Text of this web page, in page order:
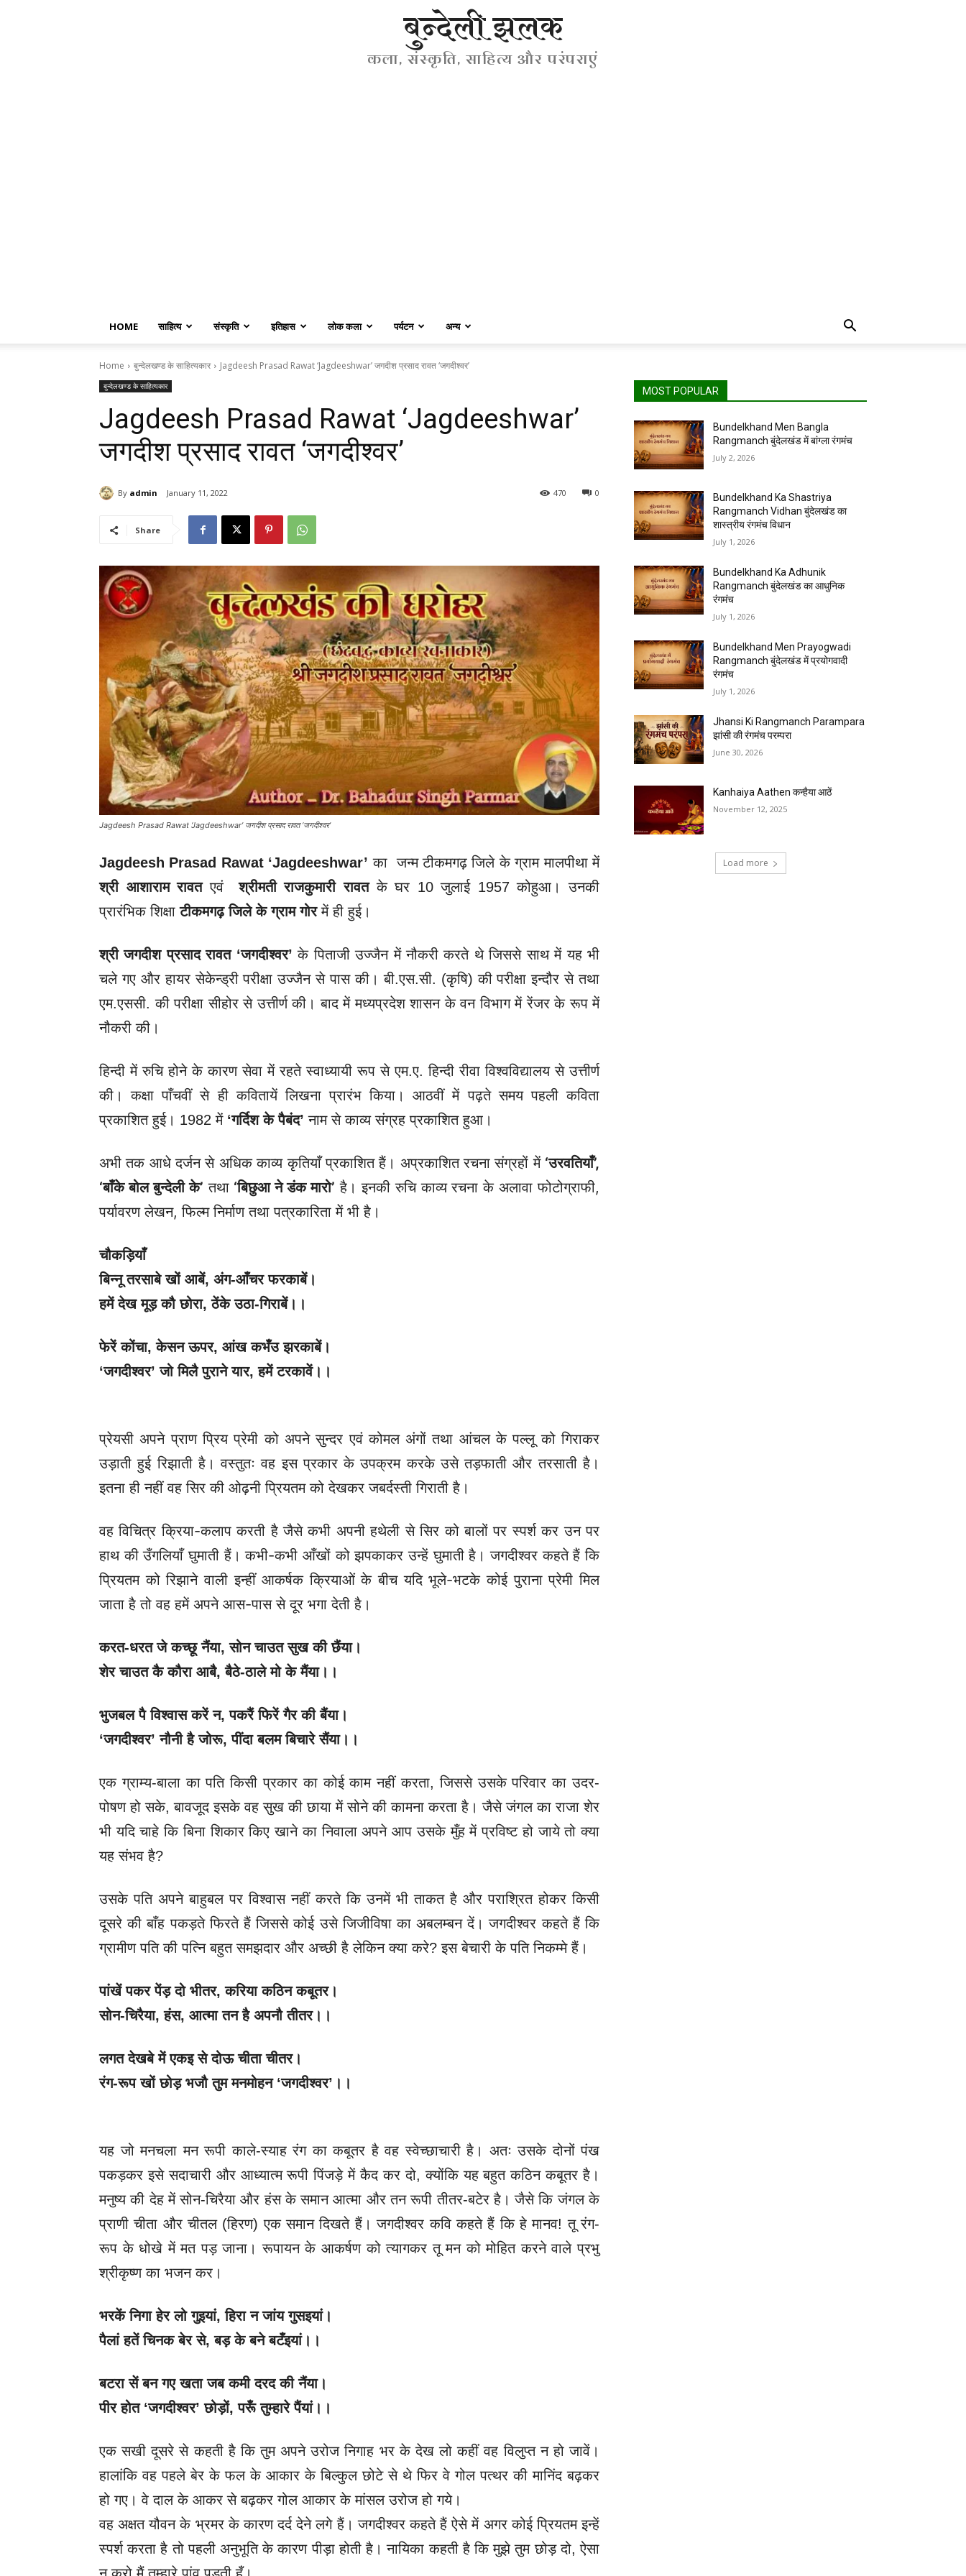
बुन्देली झलक
कला, संस्कृति, साहित्य और परंपराएं
HOME साहित्य संस्कृति इतिहास लोक कला पर्यटन अन्य
Home बुन्देलखण्ड के साहित्यकार Jagdeesh Prasad Rawat ‘Jagdeeshwar’ जगदीश प्रसाद रावत ‘जगदीश्वर’
बुन्देलखण्ड के साहित्यकार
Jagdeesh Prasad Rawat ‘Jagdeeshwar’
जगदीश प्रसाद रावत ‘जगदीश्वर’
By admin January 11, 2022 0
470
Share
Jagdeesh Prasad Rawat ‘Jagdeeshwar’ जगदीश प्रसाद रावत ‘जगदीश्वर’
Jagdeesh Prasad Rawat ‘Jagdeeshwar’ का जन्म टीकमगढ़ जिले के ग्राम मालपीथा में
श्री आशाराम रावतएवंश्रीमती राजकुमारी रावतके घर 10 जुलाई 1957 कोहुआ। उनकी
प्रारंभिक शिक्षाटीकमगढ़ जिले के ग्राम गोरमें ही हुई।
श्री जगदीश प्रसाद रावत ‘जगदीश्वर’ के पिताजी उज्जैन में नौकरी करते थे जिससे साथ में यह भी
चले गए और हायर सेकेन्ड्री परीक्षा उज्जैन से पास की। बी.एस.सी. (कृषि) की परीक्षा इन्दौर से तथा
एम.एससी. की परीक्षा सीहोर से उत्तीर्ण की। बाद में मध्यप्रदेश शासन के वन विभाग में रेंजर के रूप में
नौकरी की।
हिन्दी में रुचि होने के कारण सेवा में रहते स्वाध्यायी रूप से एम.ए. हिन्दी रीवा विश्वविद्यालय से उत्तीर्ण
की। कक्षा पाँचवीं से ही कवितायें लिखना प्रारंभ किया। आठवीं में पढ़ते समय पहली कविता
प्रकाशित हुई। 1982 में ‘गर्दिश के पैबंद’नाम से काव्य संग्रह प्रकाशित हुआ।
अभी तक आधे दर्जन से अधिक काव्य कृतियाँ प्रकाशित हैं। अप्रकाशित रचना संग्रहों में ‘उरवतियाँ’,
‘बाँके बोल बुन्देली के’ तथा ‘बिछुआ ने डंक मारो’ है। इनकी रुचि काव्य रचना के अलावा फोटोग्राफी,
पर्यावरण लेखन, फिल्म निर्माण तथा पत्रकारिता में भी है।
चौकड़ियाँ
बिन्नू तरसाबे खों आबें, अंग-आँचर फरकाबें।
हमें देख मूड़ कौ छोरा, ठेंके उठा-गिराबें।।
फेरें कोंचा, केसन ऊपर, आंख कभँउ झरकाबें।
‘जगदीश्वर’ जो मिलै पुराने यार, हमें टरकावें।।
प्रेयसी अपने प्राण प्रिय प्रेमी को अपने सुन्दर एवं कोमल अंगों तथा आंचल के पल्लू को गिराकर
उड़ाती हुई रिझाती है। वस्तुतः वह इस प्रकार के उपक्रम करके उसे तड़फाती और तरसाती है।
इतना ही नहीं वह सिर की ओढ़नी प्रियतम को देखकर जबर्दस्ती गिराती है।
वह विचित्र क्रिया-कलाप करती है जैसे कभी अपनी हथेली से सिर को बालों पर स्पर्श कर उन पर
हाथ की उँगलियाँ घुमाती हैं। कभी-कभी आँखों को झपकाकर उन्हें घुमाती है। जगदीश्वर कहते हैं कि
प्रियतम को रिझाने वाली इन्हीं आकर्षक क्रियाओं के बीच यदि भूले-भटके कोई पुराना प्रेमी मिल
जाता है तो वह हमें अपने आस-पास से दूर भगा देती है।
करत-धरत जे कच्छू नैंया, सोन चाउत सुख की छैंया।
शेर चाउत कै कौरा आबै, बैठे-ठाले मो के मैंया।।
भुजबल पै विश्वास करें न, पकरैं फिरें गैर की बैंया।
‘जगदीश्वर’ नौनी है जोरू, पींदा बलम बिचारे सैंया।।
एक ग्राम्य-बाला का पति किसी प्रकार का कोई काम नहीं करता, जिससे उसके परिवार का उदर-
पोषण हो सके, बावजूद इसके वह सुख की छाया में सोने की कामना करता है। जैसे जंगल का राजा शेर
भी यदि चाहे कि बिना शिकार किए खाने का निवाला अपने आप उसके मुँह में प्रविष्ट हो जाये तो क्या
यह संभव है?
उसके पति अपने बाहुबल पर विश्वास नहीं करते कि उनमें भी ताकत है और पराश्रित होकर किसी
दूसरे की बाँह पकड़ते फिरते हैं जिससे कोई उसे जिजीविषा का अबलम्बन दें। जगदीश्वर कहते हैं कि
ग्रामीण पति की पत्नि बहुत समझदार और अच्छी है लेकिन क्या करे? इस बेचारी के पति निकम्मे हैं।
पांखें पकर पेंड़ दो भीतर, करिया कठिन कबूतर।
सोन-चिरैया, हंस, आत्मा तन है अपनौ तीतर।।
लगत देखबे में एकइ से दोऊ चीता चीतर।
रंग-रूप खों छोड़ भजौ तुम मनमोहन ‘जगदीश्वर’।।
यह जो मनचला मन रूपी काले-स्याह रंग का कबूतर है वह स्वेच्छाचारी है। अतः उसके दोनों पंख
पकड़कर इसे सदाचारी और आध्यात्म रूपी पिंजड़े में कैद कर दो, क्योंकि यह बहुत कठिन कबूतर है।
मनुष्य की देह में सोन-चिरैया और हंस के समान आत्मा और तन रूपी तीतर-बटेर है। जैसे कि जंगल के
प्राणी चीता और चीतल (हिरण) एक समान दिखते हैं। जगदीश्वर कवि कहते हैं कि हे मानव! तू रंग-
रूप के धोखे में मत पड़ जाना। रूपायन के आकर्षण को त्यागकर तू मन को मोहित करने वाले प्रभु
श्रीकृष्ण का भजन कर।
भरकें निगा हेर लो गुइयां, हिरा न जांय गुसइयां।
पैलां हतें चिनक बेर से, बड़ के बने बटँइयां।।
बटरा सें बन गए खता जब कमी दरद की नैंया।
पीर होत ‘जगदीश्वर’ छोड़ों, परूँ तुम्हारे पैंयां।।
एक सखी दूसरे से कहती है कि तुम अपने उरोज निगाह भर के देख लो कहीं वह विलुप्त न हो जावें।
हालांकि वह पहले बेर के फल के आकार के बिल्कुल छोटे से थे फिर वे गोल पत्थर की मानिंद बढ़कर
हो गए। वे दाल के आकर से बढ़कर गोल आकार के मांसल उरोज हो गये।
वह अक्षत यौवन के भ्रमर के कारण दर्द देने लगे हैं।जगदीश्वर कहते हैं ऐसे में अगर कोई प्रियतम इन्हें
स्पर्श करता है तो पहली अनुभूति के कारण पीड़ा होती है। नायिका कहती है कि मुझे तुम छोड़ दो, ऐसा
MOST POPULAR
Bundelkhand Men Bangla
Rangmanch बुंदेलखंड में बांग्ला रंगमंच
July 2, 2026
Bundelkhand Ka Shastriya
Rangmanch Vidhan बुंदेलखंड का
शास्त्रीय रंगमंच विधान
July 1, 2026
Bundelkhand Ka Adhunik
Rangmanch बुंदेलखंड का आधुनिक
रंगमंच
July 1, 2026
Bundelkhand Men Prayogwadi
Rangmanch बुंदेलखंड में प्रयोगवादी
रंगमंच
July 1, 2026
Jhansi Ki Rangmanch Parampara
झांसी की रंगमंच परम्परा
June 30, 2026
Kanhaiya Aathen कन्हैया आठें
November 12, 2025
Load more